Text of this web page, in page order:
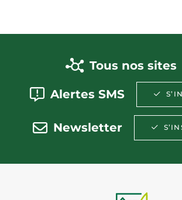
Tous nos sites
Alertes SMS
Newsletter